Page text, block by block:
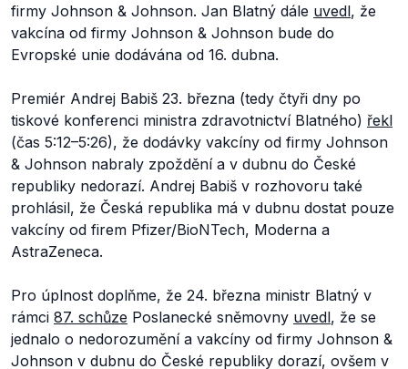
firmy Johnson & Johnson. Jan Blatný dále uvedl, že
vakcína od firmy Johnson & Johnson bude do
Evropské unie dodávána od 16. dubna.
Premiér Andrej Babiš 23. března (tedy čtyři dny po
tiskové konferenci ministra zdravotnictví Blatného) řekl
(čas 5:12–5:26), že dodávky vakcíny od firmy Johnson
& Johnson nabraly zpoždění a v dubnu do České
republiky nedorazí. Andrej Babiš v rozhovoru také
prohlásil, že Česká republika má v dubnu dostat pouze
vakcíny od firem Pfizer/BioNTech, Moderna a
AstraZeneca.
Pro úplnost doplňme, že 24. března ministr Blatný v
rámci 87. schůze Poslanecké sněmovny uvedl, že se
jednalo o nedorozumění a vakcíny od firmy Johnson &
Johnson v dubnu do České republiky dorazí, ovšem v